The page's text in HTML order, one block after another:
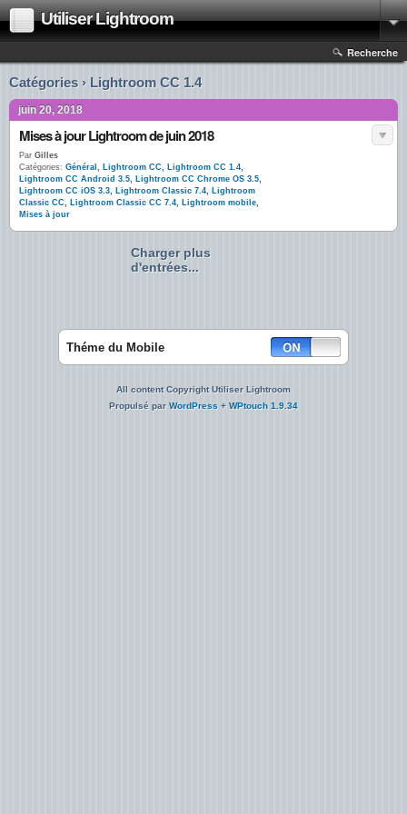
Utiliser Lightroom
Recherche
Catégories › Lightroom CC 1.4
juin 20, 2018
Mises à jour Lightroom de juin 2018
Par Gilles
Catégories: Général , Lightroom CC, Lightroom CC 1.4,
Lightroom CC Android 3.5, Lightroom CC Chrome OS 3.5,
Lightroom CC iOS 3.3, Lightroom Classic 7.4, Lightroom
Classic CC, Lightroom Classic CC 7.4, Lightroom mobile,
Mises à jour
Charger plus
d'entrées...
Théme du Mobile
All content Copyright Utiliser Lightroom
Propulsé parWordPress + WPtouch 1.9.34